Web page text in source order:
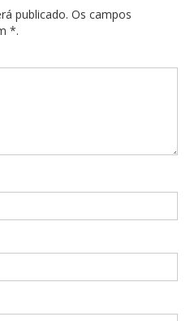
publicado. Os campos
*.